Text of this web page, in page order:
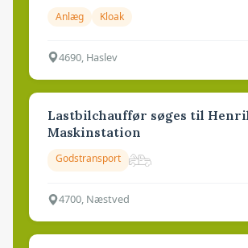
Anlæg Kloak
4690, Haslev
Lastbilchauffør søges til
Maskinstation
Godstransport
4700, Næstved